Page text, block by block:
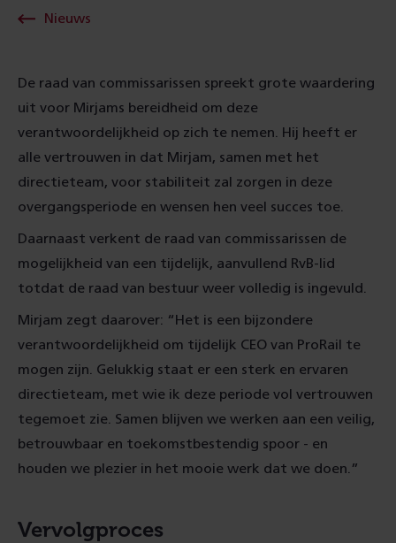
Nieuws
De raad van commissarissen spreekt grote waardering
uit voor Mirjams bereidheid om deze
verantwoordelijkheid op zich te nemen. Hij heeft er
alle vertrouwen in dat Mirjam, samen met het
directieteam, voor stabiliteit zal zorgen in deze
overgangsperiode en wensen hen veel succes toe.
Daarnaast verkent de raad van commissarissen de
mogelijkheid van een tijdelijk, aanvullend RvB-lid
totdat de raad van bestuur weer volledig is ingevuld.
Mirjam zegt daarover: “Het is een bijzondere
verantwoordelijkheid om tijdelijk CEO van ProRail te
mogen zijn. Gelukkig staat er een sterk en ervaren
directieteam, met wie ik deze periode vol vertrouwen
tegemoet zie. Samen blijven we werken aan een veilig,
betrouwbaar en toekomstbestendig spoor - en
houden we plezier in het mooie werk dat we doen.”
Vervolgproces